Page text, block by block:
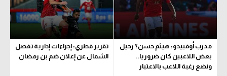
مدرب أوفييدو: هيثم حسن؟ رحيل
بعض اللاعبين كان ضروريا..
ونضع رغبة اللاعب بالاعتبار
تقرير قطري: إجراءات إدارية تفصل
الشمال عن إعلان ضم بن رمضان